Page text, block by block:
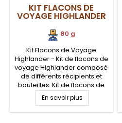
KIT FLACONS DE
VOYAGE HIGHLANDER
80 g
Kit Flacons de Voyage
Highlander - Kit de flacons de
voyage Highlander composé
de différents récipients et
bouteilles. Kit de flacons de
voyage pour le stockage et
transport de vos produits
d'hygiène et santé, sur des
En savoir plus